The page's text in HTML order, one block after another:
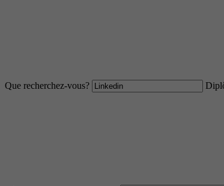
Que recherchez-vous?